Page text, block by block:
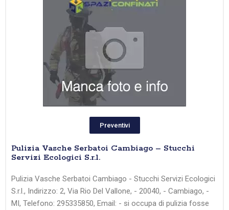
Preventivi
Pulizia Vasche Serbatoi Cambiago – Stucchi
Servizi Ecologici S.r.l.
Pulizia Vasche Serbatoi Cambiago - Stucchi Servizi Ecologici
S.r.l., Indirizzo: 2, Via Rio Del Vallone, - 20040, - Cambiago, -
MI, Telefono: 295335850, Email: - si occupa di pulizia fosse